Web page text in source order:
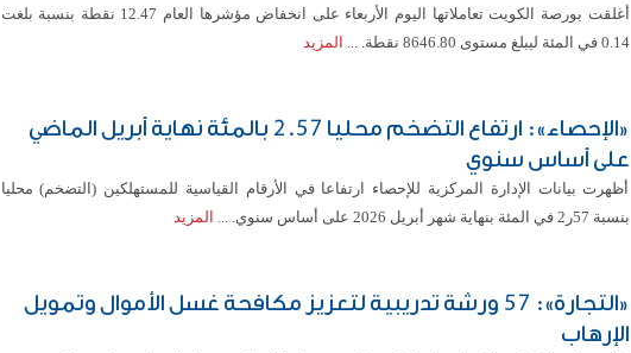
أغلقت بورصة الكويت تعاملاتها اليوم الأربعاء على انخفاض مؤشرها العام 12.47 نقطة بنسبة بلغت
0.14 في المئة ليبلغ مستوى 8646.80 نقطة. ...
المزيد
«الإحصاء»: ارتفاع التضخم محليا 2.57 بالمئة نهاية أبريل الماضي
على أساس سنوي
أظهرت بيانات الإدارة المركزية للإحصاء ارتفاعا في الأرقام القياسية للمستهلكين (التضخم) محليا
بنسبة 57ر2 في المئة بنهاية شهر أبريل 2026 على أساس سنوي. ...
المزيد
«التجارة»: 57 ورشة تدريبية لتعزيز مكافحة غسل الأموال وتمويل
الإرهاب